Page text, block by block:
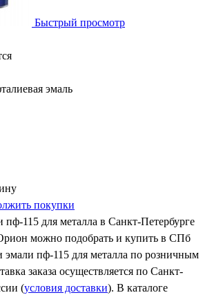
Быстрый просмотр
эмаль
покупки
пф-115 для металла в Санкт-Петербурге
можно подобрать и купить в СПб
эмали пф-115 для металла по розничным
заказа осуществляется по Санкт-
(условия доставки). В каталоге